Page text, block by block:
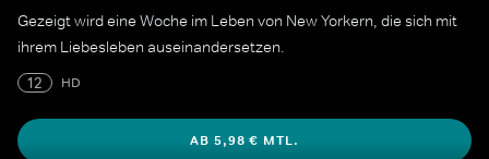
Gezeigt wird eine Woche im Leben von New Yorkern, die sich mit
ihrem Liebesleben auseinandersetzen.
12
HD
AB 5,98 € MTL.